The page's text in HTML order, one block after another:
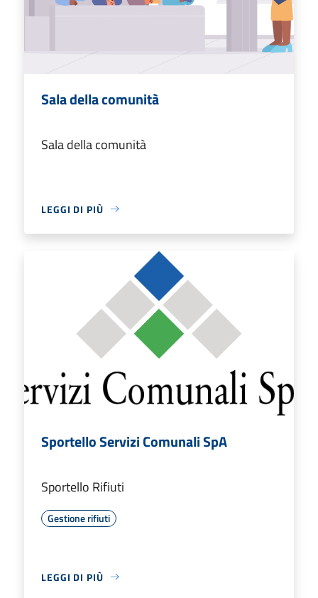
Sala della comunità
Sala della comunità
LEGGI DI PIÙ
Sportello Servizi Comunali SpA
Sportello Rifiuti
Gestione rifiuti
LEGGI DI PIÙ